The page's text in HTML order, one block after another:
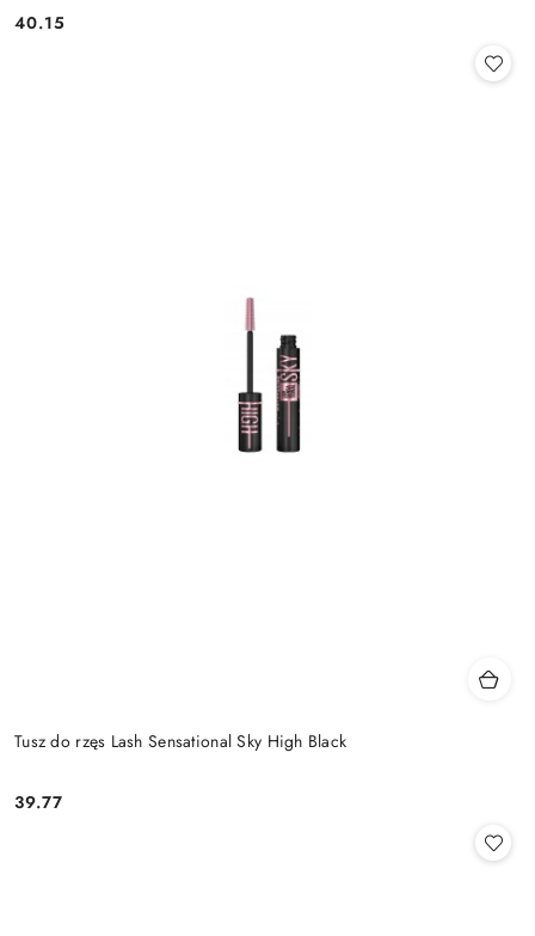
Cena:
40.15
Tusz do rzęs Lash Sensational Sky High Black
Cena:
39.77